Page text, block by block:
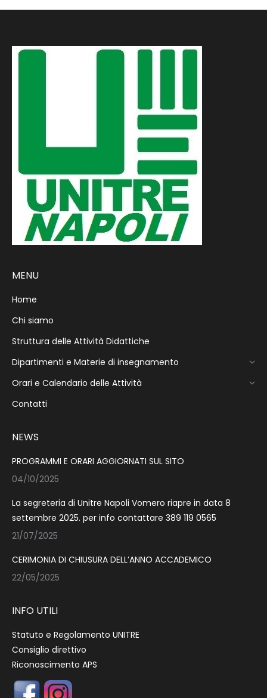
MENU
Home
Chi siamo
Struttura delle Attività Didattiche
Dipartimenti e Materie di insegnamento
Orari e Calendario delle Attività
Contatti
NEWS
PROGRAMMI E ORARI AGGIORNATI SUL SITO
04/10/2025
La segreteria di Unitre Napoli Vomero riapre in data 8
settembre 2025. per info contattare 389 119 0565
21/07/2025
CERIMONIA DI CHIUSURA DELL’ANNO ACCADEMICO
22/05/2025
INFO UTILI
Statuto e Regolamento UNITRE
Consiglio direttivo
Riconoscimento APS